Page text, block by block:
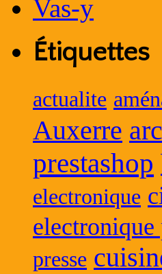
Étiquettes
actualite
Auxerre
prestashop
electronique
electronique
presse